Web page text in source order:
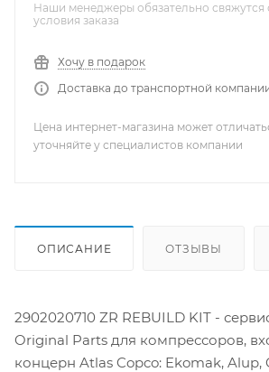
Наши менеджеры обязательно свяжутся
условия заказа
Хочу в подарок
Доставка до транспортной
Цена интернет-магазина может
уточняйте у специалистов компании
ОПИСАНИЕ ОТЗЫВЫ
2902020710 ZR REBUILD KIT -
Original Parts для компрессоров,
концерн Atlas Copco: Ekomak, Alup,